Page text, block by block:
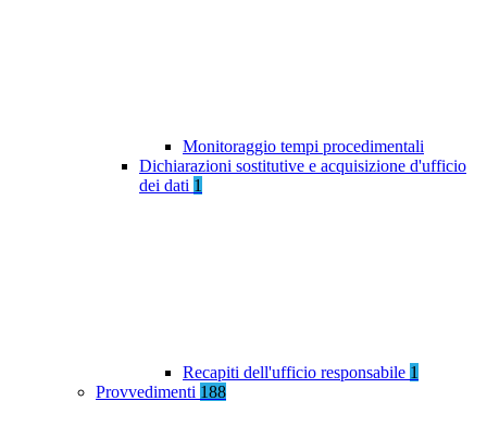
Monitoraggio tempi procedimentali
Dichiarazioni sostitutive e acquisizione d'ufficio
dei dati 1
Recapiti dell'ufficio responsabile 1
Provvedimenti 188